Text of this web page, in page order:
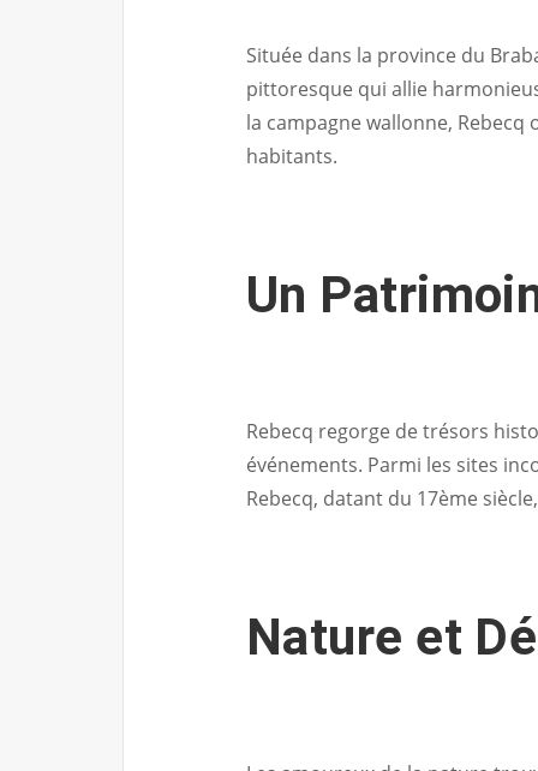
Située dans la province du
pittoresque qui allie
la campagne wallonne,
habitants.
Un
Rebecq regorge de trésors
événements. Parmi les sites
Rebecq, datant du 17ème
Nature et